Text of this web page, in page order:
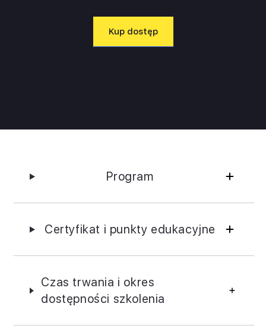
Kup dostęp
Program
Certyfikat i punkty edukacyjne
Czas trwania i okres
dostępności szkolenia